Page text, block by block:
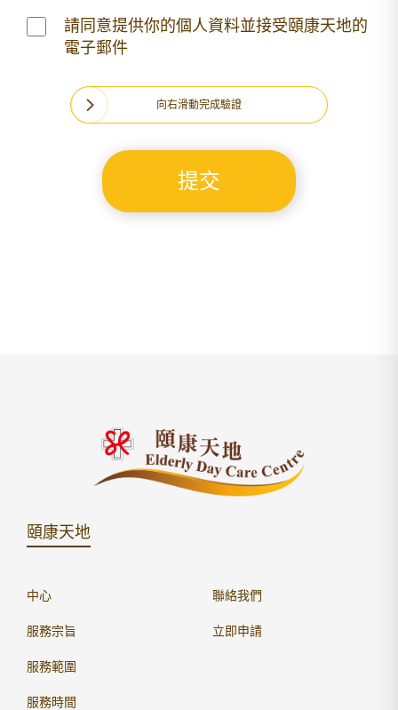
請同意提供你的個人資料並接受頤康天地的
電子郵件
向右滑動完成驗證
提交
頤康天地
中心
服務宗旨
服務範圍
服務時間
聯絡我們
立即申請